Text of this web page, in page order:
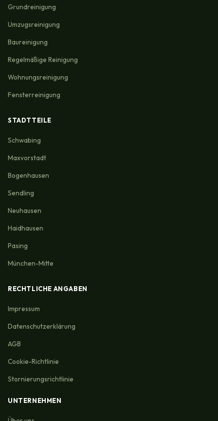
Grundreinigung
Umzugsreinigung
Baureinigung
Regelmäßige Reinigung
Wohnungsreinigung
Fensterreinigung
STADTTEILE
Schwabing
Maxvorstadt
Bogenhausen
Sendling
Neuhausen
Haidhausen
Pasing
München-Mitte
RECHTLICHE ANGABEN
Impressum
Datenschutzerklärung
AGB
Cookie-Richtlinie
Stornierungsrichtlinie
UNTERNEHMEN